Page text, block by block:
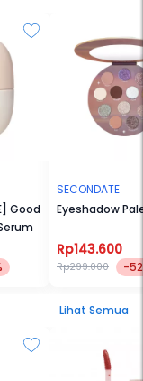
mewah, tetapi
Good
SECONDATE
Eyeshadow
Rp143.600
Rp299.000 -
Lihat Semua